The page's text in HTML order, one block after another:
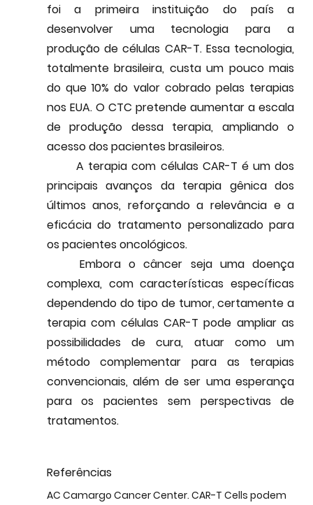
foi a primeira instituição do país a
desenvolver uma tecnologia para a
produção de células CAR-T. Essa tecnologia,
totalmente brasileira, custa um pouco mais
do que 10% do valor cobrado pelas terapias
nos EUA. O CTC pretende aumentar a escala
de produção dessa terapia, ampliando o
acesso dos pacientes brasileiros.
principais avanços da terapia gênica dos
últimos anos, reforçando a relevância e a
eficácia do tratamento personalizado para
os pacientes oncológicos.
	Embora o câncer seja uma doença
complexa, com características específicas
dependendo do tipo de tumor, certamente a
terapia com células CAR-T pode ampliar as
possibilidades de cura, atuar como um
método complementar para as terapias
convencionais, além de ser uma esperança
para os pacientes sem perspectivas de
tratamentos.
Referências
AC Camargo Cancer Center. CAR-T Cells podem